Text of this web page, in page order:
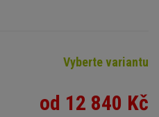
Vyberte variantu
od 12 840 Kč